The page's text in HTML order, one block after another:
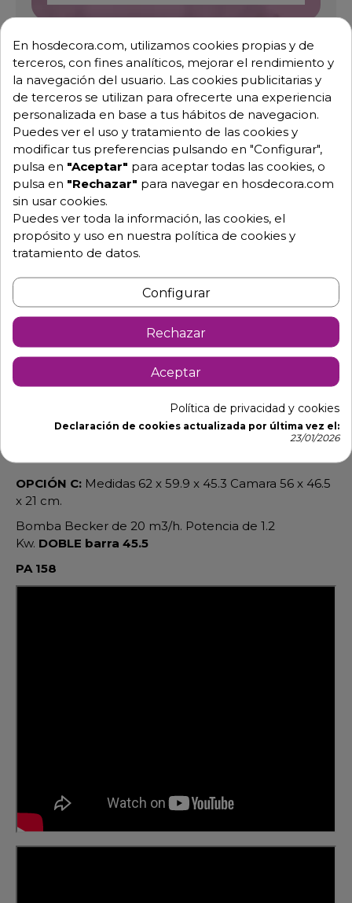
Pide tu presupuesto
Descripción Detalles de producto
de vacío Becker
OPCIÓN A:Medidas 38.8 x 51.9 x 38.9 Camara 32.8 x
Bomba Becker de 8 m3/h. Potencia de 0.73
OPCIÓN C: Medidas 62 x 59.9 x 45.3 Camara 56 x 46.5
x 21 cm.
Bomba Becker de 20 m3/h. Potencia de 1.2
Kw. DOBLE barra 45.5
PA 158
En hosdecora.com, utilizamos cookies propias y de
terceros, con fines analíticos, mejorar el rendimiento y
la navegación del usuario. Las cookies publicitarias y
de terceros se utilizan para ofrecerte una experiencia
personalizada en base a tus hábitos de navegacion.
Puedes ver el uso y tratamiento de las cookies y
modificar tus preferencias pulsando en "Configurar",
pulsa en "Aceptar" para aceptar todas las cookies, o
pulsa en "Rechazar" para navegar en hosdecora.com
sin usar cookies.
Puedes ver toda la información, las cookies, el
propósito y uso en nuestra política de cookies y
tratamiento de datos.
Configurar
Rechazar
Aceptar
Política de privacidad y cookies
Declaración de cookies actualizada por última vez el:
23/01/2026